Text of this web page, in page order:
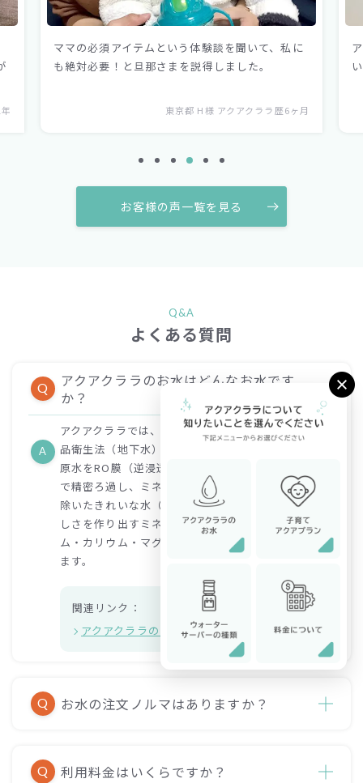
6ヶ月
アクアファブにしてから、友人や家族にかっこい
いと言われるのですごく鼻が高いです。
神奈川県 T様 アクアクララ歴3年
お客様の声一覧を見る
Q&A
よくある質問
Q
アクアクララのお水はどんなお水です
か？
A
アクアクララでは、原水として水道法（水道水）や食
品衛生法（地下水）に適合した水を使用しています。
原水をRO膜（逆浸透膜）という0.0001ミクロンの膜
で精密ろ過し、ミネラル類や不純物などをすべて取り
除いたきれいな水（純水）を作ります。さらに、おい
しさを作り出すミネラルであるカルシウム・ナトリウ
ム・カリウム・マグネシウムをバランスよく加えてい
ます。
関連リンク：
アクアクララのお水（RO水）について
Q お水の注文ノルマはありますか？
Q 利用料金はいくらですか？